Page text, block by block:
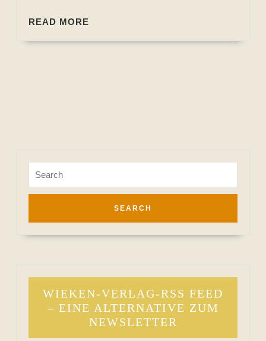
READ MORE
for:
WIEKEN-VERLAG-RSS FEED
– EINE ALTERNATIVE ZUM
NEWSLETTER